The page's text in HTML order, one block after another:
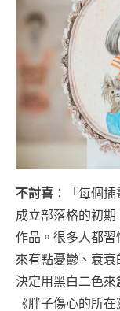
不討喜 ：「每個
成立部落格的初期
作品。很多人都
來有點憂鬱、衰
決定用黑白二色來
《胖子傷心的所